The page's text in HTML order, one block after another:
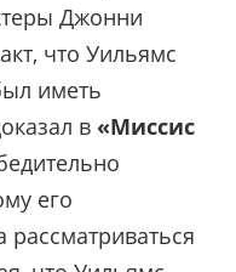
Джонни
что Уильямс
иметь
в «Миссис
его